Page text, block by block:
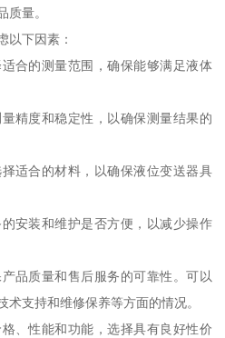
质量。
以下因素：
合的测量范围，确保能够满足液体
精度和稳定性，以确保测量结果的
适合的材料，以确保液位变送器具
安装和维护是否方便，以减少操作
品质量和售后服务的可靠性。可以
支持和维修保养等方面的情况。
、性能和功能，选择具有良好性价